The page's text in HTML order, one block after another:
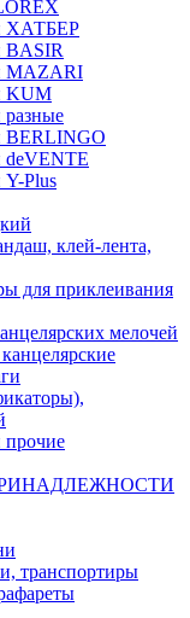
ХАТБЕР
BASIR
MAZARI
KUM
разные
BERLINGO
deVENTE
Y-Plus
клей-лента,
для приклеивания
мелочей
транспортиры